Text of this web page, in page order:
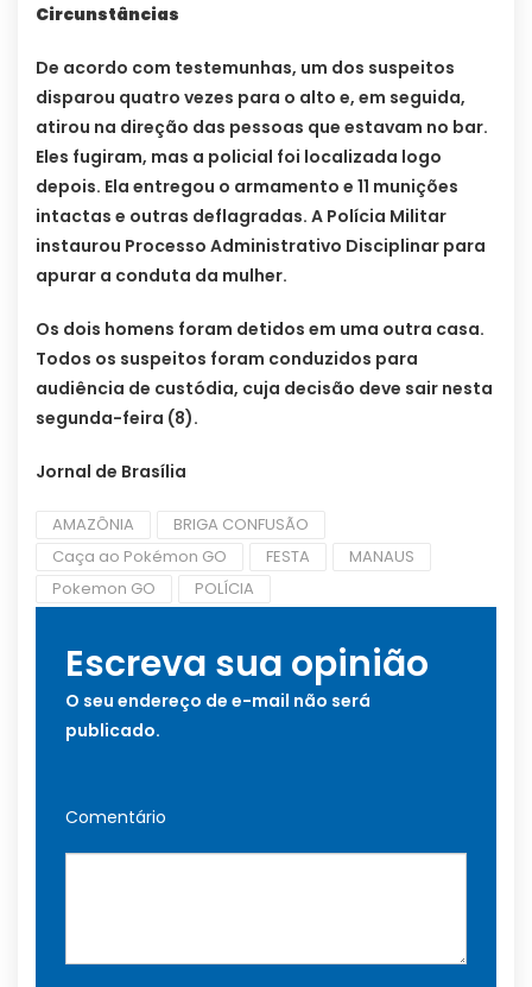
Circunstâncias
De acordo com testemunhas, um dos suspeitos
disparou quatro vezes para o alto e, em seguida,
atirou na direção das pessoas que estavam no bar.
Eles fugiram, mas a policial foi localizada logo
depois. Ela entregou o armamento e 11 munições
intactas e outras deflagradas. A Polícia Militar
instaurou Processo Administrativo Disciplinar para
apurar a conduta da mulher.
Os dois homens foram detidos em uma outra casa.
Todos os suspeitos foram conduzidos para
audiência de custódia, cuja decisão deve sair nesta
segunda-feira (8).
Jornal de Brasília
AMAZÔNIA
BRIGA CONFUSÃO
Caça ao Pokémon GO
FESTA
MANAUS
Pokemon GO
POLÍCIA
Escreva sua opinião
O seu endereço de e-mail não será
publicado.
Comentário